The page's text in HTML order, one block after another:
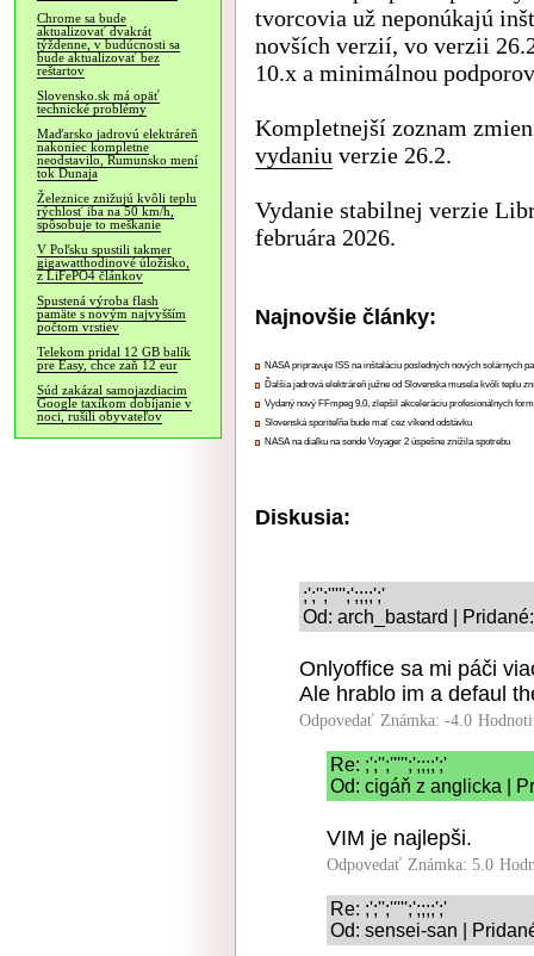
Chrome sa bude
aktualizovať dvakrát
týždenne, v budúcnosti sa
bude aktualizovať bez
reštartov
Slovensko.sk má opäť
technické problémy
Maďarsko jadrovú elektráreň
nakoniec kompletne
neodstavilo, Rumunsko mení
tok Dunaja
Železnice znižujú kvôli teplu
rýchlosť iba na 50 km/h,
spôsobuje to meškanie
V Poľsku spustili takmer
gigawatthodinové úložisko,
z LiFePO4 článkov
Spustená výroba flash
pamäte s novým najvyšším
počtom vrstiev
Telekom pridal 12 GB balík
pre Easy, chce zaň 12 eur
Súd zakázal samojazdiacim
Google taxíkom dobíjanie v
noci, rušili obyvateľov
tvorcovia už neponúkajú
novších verzií, vo verzii
10.x a minimálnou
Kompletnejší zoznam
vydaniu verzie 26.2.
Vydanie stabilnej verzie
februára 2026.
Najnovšie články:
NASA pripravuje ISS na inštaláciu posledných nových solárnych
Ďalšia jadrová elektráreň južne od Slovenska musela kvôli teplu
Vydaný nový FFmpeg 9.0, zlepšil akceleráciu profesionálnych
Slovenská sporiteľňa bude mať cez víkend odstávku
NASA na diaľku na sonde Voyager 2 úspešne znížila spotrebu
Diskusia:
;';'';''''';';;;;';'
Od: arch_bastard |
Onlyoffice sa mi páči
Ale hrablo im a defaul
Odpovedať Známka: -4.0
Re: ;';'';''''';';;;;';'
Od: cigáň z anglicka |
VIM je najlepši.
Odpovedať Známka: 5.0
Re: ;';'';''''';';;;;';'
Od: sensei-san |